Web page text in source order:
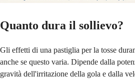
Quanto dura il sollievo?
Gli effetti di una pastiglia per la tosse
anche se questo varia. Dipende dalla
gravità dell'irritazione della gola e dalla